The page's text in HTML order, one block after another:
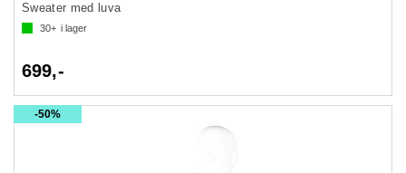
Sweater med luva
30+ i lager
699,-
50%